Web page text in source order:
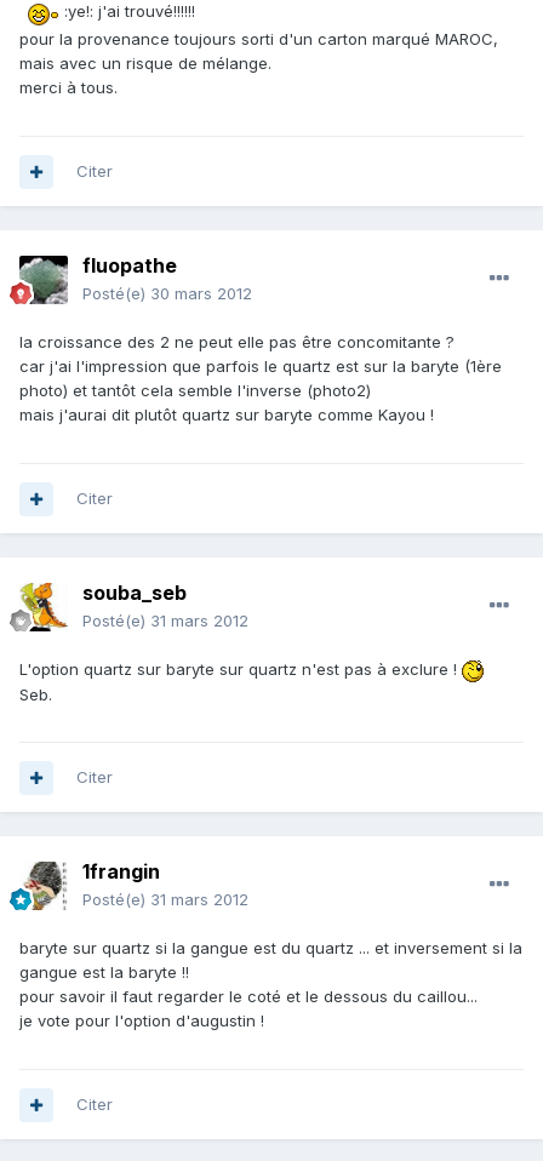
:ye!: j'ai trouvé!!!!!!
pour la provenance toujours sorti d'un carton marqué MAROC,
mais avec un risque de mélange.
merci à tous.
Citer
fluopathe
Posté(e) 30 mars 2012
la croissance des 2 ne peut elle pas être concomitante ?
car j'ai l'impression que parfois le quartz est sur la baryte (1ère
photo) et tantôt cela semble l'inverse (photo2)
mais j'aurai dit plutôt quartz sur baryte comme Kayou !
Citer
souba_seb
Posté(e) 31 mars 2012
L'option quartz sur baryte sur quartz n'est pas à exclure !
Seb.
Citer
1frangin
Posté(e) 31 mars 2012
baryte sur quartz si la gangue est du quartz ... et inversement si la
gangue est la baryte !!
pour savoir il faut regarder le coté et le dessous du caillou...
je vote pour l'option d'augustin !
Citer